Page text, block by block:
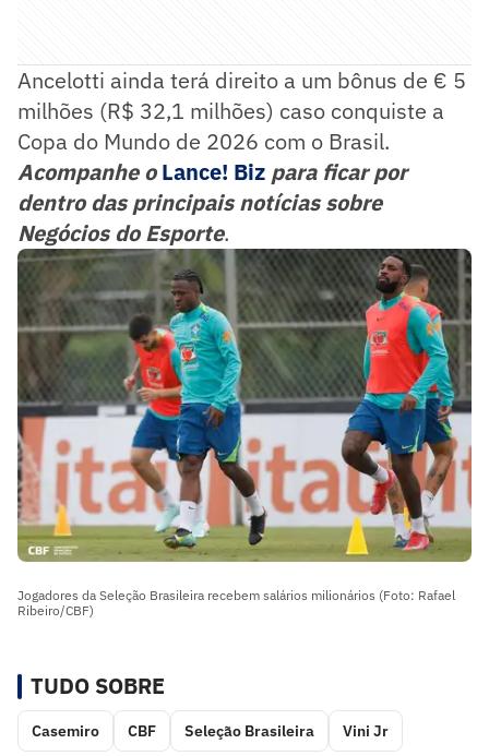
Ancelotti ainda terá direito a um bônus de € 5
milhões (R$ 32,1 milhões) caso conquiste a
Copa do Mundo de 2026 com o Brasil.
Acompanhe oLance! Biz para ficar por
dentro das principais notícias sobre
Negócios do Esporte.
Jogadores da Seleção Brasileira recebem salários milionários (Foto: Rafael
Ribeiro/CBF)
TUDO SOBRE
Casemiro CBF Seleção Brasileira Vini Jr